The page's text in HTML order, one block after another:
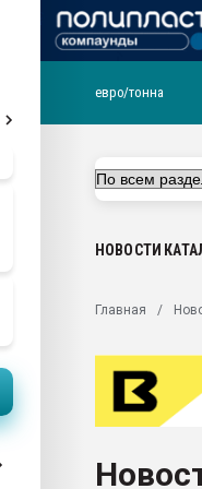
ближайшее
Подмосковье, Москва
первый план в
28.07.2026
Всё, что касается
Материал
Продам отходы
евро/тонна
НОВОСТИ
Главная